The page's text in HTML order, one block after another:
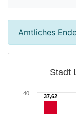
Amtliches
Stadt
37,62
37,62
40